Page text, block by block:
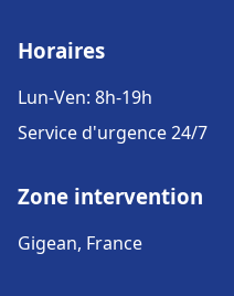
Horaires
Lun-Ven: 8h-19h
Service d'urgence 24/7
Zone intervention
Gigean, France